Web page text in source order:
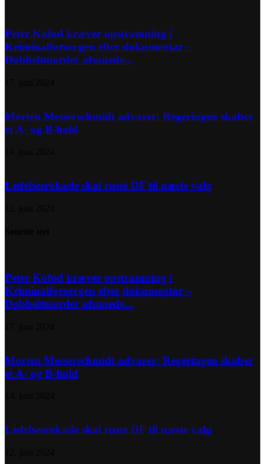
Peter Kofod kræver opstramning i
Kriminalforsorgen efter dokumentar –
Dobbeltmorder afsonede...
Morten Messerschmidt advarer: Regeringen skaber
et A- og B-hold
Ledelsesrokade skal ruste DF til næste valg
Peter Kofod kræver opstramning i
Kriminalforsorgen efter dokumentar –
Dobbeltmorder afsonede...
Morten Messerschmidt advarer: Regeringen skaber
et A- og B-hold
Ledelsesrokade skal ruste DF til næste valg